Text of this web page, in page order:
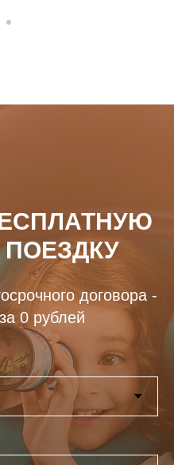
договора -
0 рублей